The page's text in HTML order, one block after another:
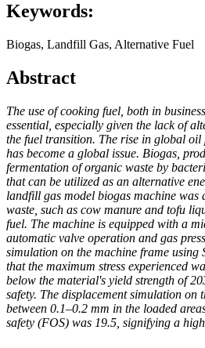
Keywords:
Biogas, Landfill Gas, Alternative Fuel
Abstract
The use of cooking fuel, both in
essential, especially given the lack of
the fuel transition. The rise in global oil
has become a global issue. Biogas,
fermentation of organic waste by
that can be utilized as an alternative
landfill gas model biogas machine was
waste, such as cow manure and tofu
fuel. The machine is equipped with a
automatic valve operation and gas
simulation on the machine frame using
that the maximum stress experienced
below the material's yield strength of
safety. The displacement simulation on
between 0.1–0.2 mm in the loaded
safety (FOS) was 19.5, signifying a